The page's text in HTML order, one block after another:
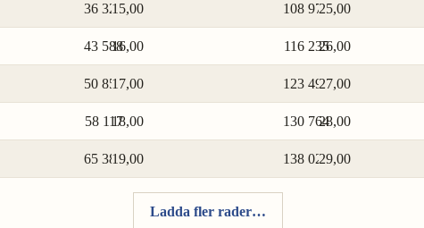
36 323
43 588
50 853
58 117
65 382
15,00 108 970
16,00 116 235
17,00 123 499
18,00 130 764
19,00 138 029
25,00
26,00
27,00
28,00
29,00
Ladda fler rader…